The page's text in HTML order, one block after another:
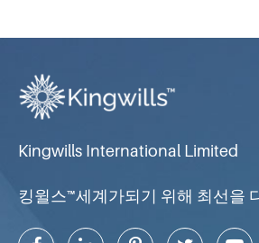
Kingwills International Limited
킹윌스™세계가되기 위해 최선을